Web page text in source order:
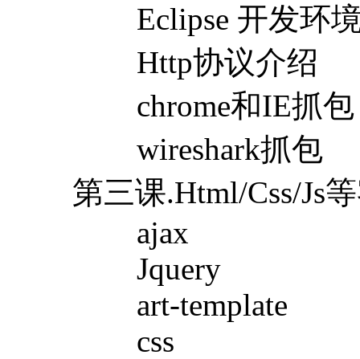
Eclipse 开发环
Http协议介绍
chrome和IE抓包
wireshark抓包
第三课.Html/Css/Js
ajax
Jquery
art-template
css